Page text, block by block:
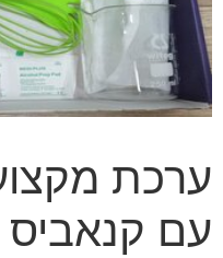
ערכת
עם קנאביס